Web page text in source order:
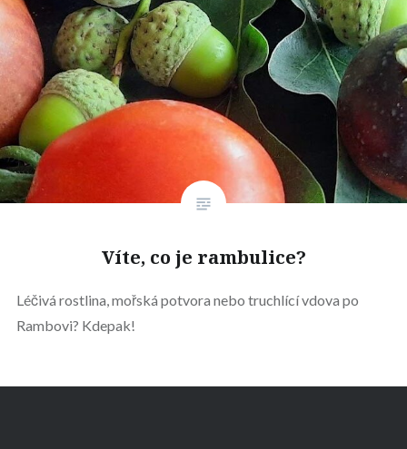
Víte, co je rambulice?
Léčivá rostlina, mořská potvora nebo truchlící vdova po
Rambovi? Kdepak!